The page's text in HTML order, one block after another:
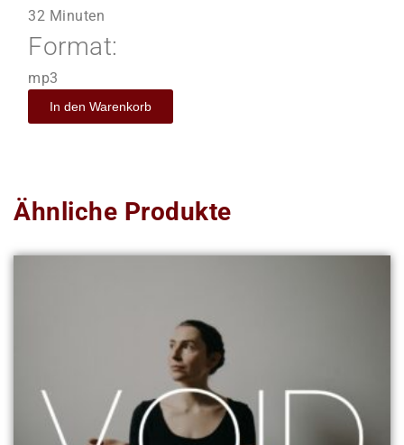
32 Minuten
Format:
mp3
In den Warenkorb
Ähnliche Produkte